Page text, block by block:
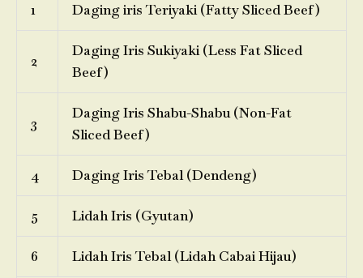
1 Daging iris Teriyaki (Fatty Sliced Beef)
2
Daging Iris Sukiyaki (Less Fat Sliced
Beef)
3
Daging Iris Shabu-Shabu (Non-Fat
Sliced Beef)
4 Daging Iris Tebal (Dendeng)
5 Lidah Iris (Gyutan)
6 Lidah Iris Tebal (Lidah Cabai Hijau)